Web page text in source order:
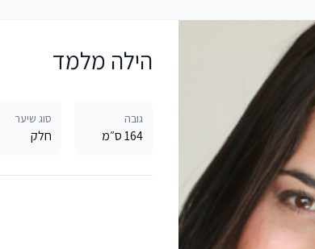
הילה מלמד
גובה
164 ס״מ
סוג שיער
חלק